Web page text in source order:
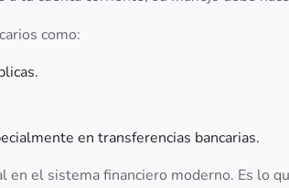
como:
en transferencias bancarias.
en el sistema financiero moderno. Es lo